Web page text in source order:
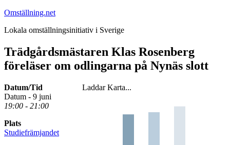
Hoppa
innehåll
Omställning.net
Lokala omställningsinitiativ i Sverige
Trädgårdsmästaren Klas Rosenberg
föreläser om odlingarna på Nynäs slott
Laddar Karta...
Datum/Tid
Datum - 9 juni
19:00 - 21:00
Plats
Studiefrämjandet